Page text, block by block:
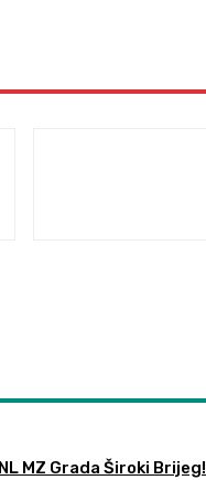
MZ Grada Široki Brijeg!